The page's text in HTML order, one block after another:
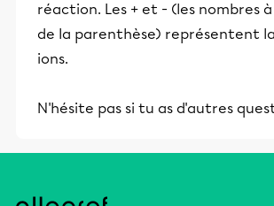
réaction. Les + et - (les nombres
de la parenthèse) représentent
ions.
N'hésite pas si tu as d'autres